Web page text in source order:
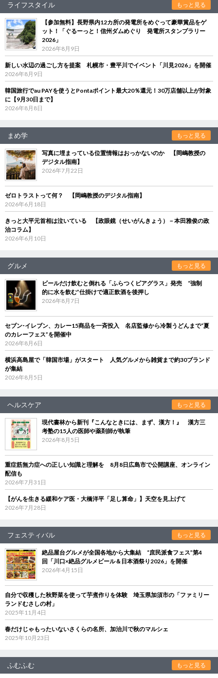
ライフスタイル もっと見る
【参加無料】長野県内12カ所の発電所をめぐって豪華賞品をゲ
ット！「ぐるーっと！信州ダムめぐり 発電所スタンプラリー
2026」
2026年8月9日
新しい水辺の過ごし方を提案 札幌市・豊平川でイベント「川見2026」を開催
2026年8月9日
韓国旅行でau PAYを使うとPontaポイント最大20％還元！30万店舗以上が対象
に【9月30日まで】
2026年8月8日
まめ学 もっと見る
写真に埋まっている位置情報はおっかないのか 【岡嶋教授の
デジタル指南】
2026年7月22日
ゼロトラストって何？ 【岡嶋教授のデジタル指南】
2026年6月18日
きっと大平元首相は泣いている 【政眼鏡（せいがんきょう）－本田雅俊の政
治コラム】
2026年6月10日
グルメ もっと見る
ビールだけ飲むと倒れる「ふらつくビアグラス」発売 “強制
的に水を飲む”仕掛けで適正飲酒を後押し
2026年8月7日
セブン‐イレブン、カレー15商品を一斉投入 名店監修から冷製うどんまで“夏
のカレーフェス”を開催中
2026年8月6日
横浜高島屋で「韓国市場」がスタート 人気グルメから雑貨まで約30ブランド
が集結
2026年8月5日
ヘルスケア もっと見る
現代書林から新刊『こんなときには、まず、漢方！』 漢方三
考塾の15人の医師や薬剤師が執筆
2026年8月5日
重症筋無力症への正しい知識と理解を 8月8日広島市で公開講座、オンライン
配信も
2026年7月31日
【がんを生きる緩和ケア医・大橋洋平「足し算命」】天空を見上げて
2026年7月28日
フェスティバル もっと見る
絶品屋台グルメが全国各地から大集結 “庶民派食フェス”第4
回「川口×絶品グルメビール＆日本酒祭り2026」を開催
2026年4月15日
自分で収穫した秋野菜を使って芋煮作りを体験 埼玉県加須市の「ファミリー
ランドむさしの村」
2025年11月4日
春だけじゃもったいないさくらの名所、加治川で秋のマルシェ
2025年10月23日
ふむふむ もっと見る